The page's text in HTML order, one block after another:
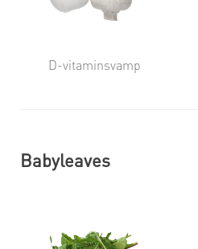
D-vitaminsvamp
Babyleaves